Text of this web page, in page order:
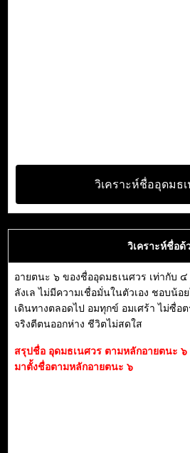
วิเคราะห์ชื่ออุดมธ
วิเคราะห์ชื่อด้
อายตนะ ๖ ของชื่ออุดมธเนศวร เท่ากับ
ลังเล ไม่มีความเชื่อมั่นในตัวเอง ชอบน้อ
เดินทางตลอดไป อมทุกข์ อมเศร้า ไม่ซื่อ
จริงตีตนออกห่าง ชีวิตไม่สดใส
สรุปชื่อ อุดมธเนศวร ตามหลักอายตนะ ๖
มาตั้งชื่อตามหลักอายตนะ ๖